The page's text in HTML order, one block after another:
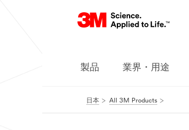
製品 業界・用途
日本 All 3M Products